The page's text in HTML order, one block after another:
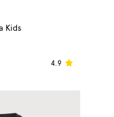
Kids
4.9